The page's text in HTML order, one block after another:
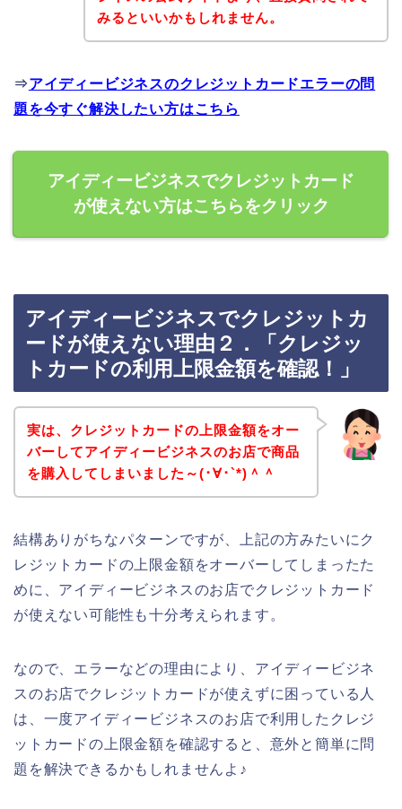
みるといいかもしれません。
⇒アイディービジネスのクレジットカードエラーの問
題を今すぐ解決したい方はこちら
アイディービジネスでクレジットカード
が使えない方はこちらをクリック
アイディービジネスでクレジットカ
ードが使えない理由２．「クレジッ
トカードの利用上限金額を確認！」
実は、クレジットカードの上限金額をオー
バーしてアイディービジネスのお店で商品
を購入してしまいました～(･∀･`*)＾＾
結構ありがちなパターンですが、上記の方みたいにク
レジットカードの上限金額をオーバーしてしまったた
めに、アイディービジネスのお店でクレジットカード
が使えない可能性も十分考えられます。
なので、エラーなどの理由により、アイディービジネ
スのお店でクレジットカードが使えずに困っている人
は、一度アイディービジネスのお店で利用したクレジ
ットカードの上限金額を確認すると、意外と簡単に問
題を解決できるかもしれませんよ♪